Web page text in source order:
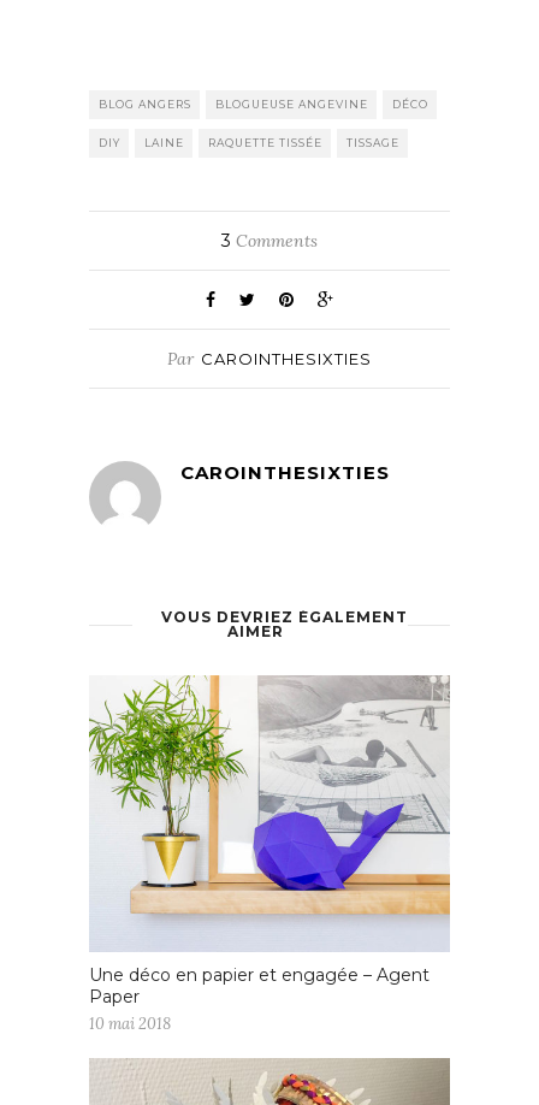
BLOG ANGERS BLOGUEUSE ANGEVINE DÉCO
DIY LAINE RAQUETTE TISSÉE TISSAGE
3 Comments
Par CAROINTHESIXTIES
CAROINTHESIXTIES
VOUS DEVRIEZ ÉGALEMENT
AIMER
Une déco en papier et engagée – Agent
Paper
10 mai 2018